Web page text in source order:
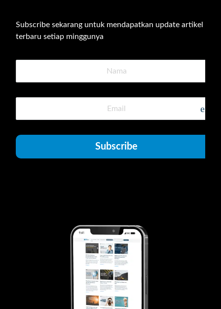
Subscribe sekarang untuk mendapatkan update artikel
terbaru setiap minggunya
Subscribe